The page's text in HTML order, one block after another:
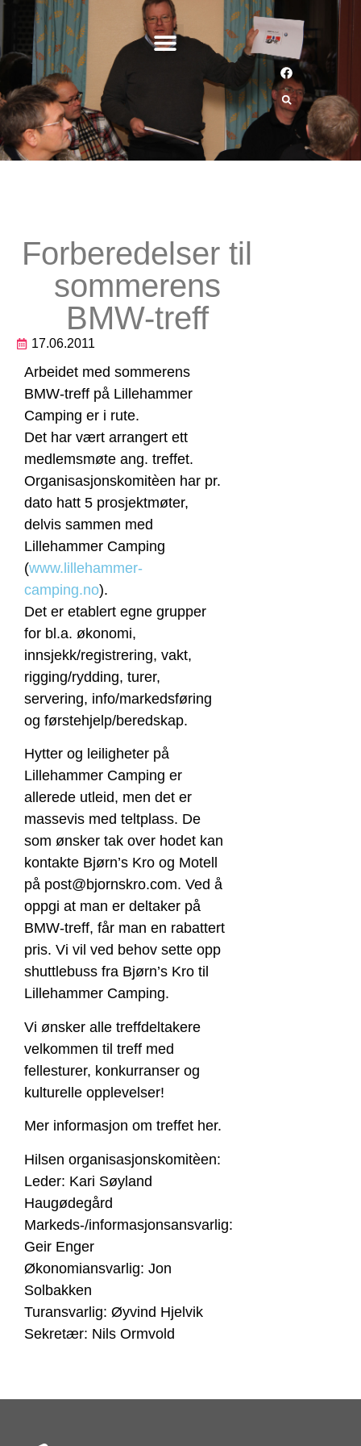
Forberedelser til
sommerens
BMW-treff
17.06.2011
Arbeidet med sommerens
BMW-treff på Lillehammer
Camping er i rute.
Det har vært arrangert ett
medlemsmøte ang. treffet.
Organisasjonskomitèen har pr.
dato hatt 5 prosjektmøter,
delvis sammen med
Lillehammer Camping
(www.lillehammer-
camping.no).
Det er etablert egne grupper
for bl.a. økonomi,
innsjekk/registrering, vakt,
rigging/rydding, turer,
servering, info/markedsføring
og førstehjelp/beredskap.
Hytter og leiligheter på
Lillehammer Camping er
allerede utleid, men det er
massevis med teltplass. De
som ønsker tak over hodet kan
kontakte Bjørn’s Kro og Motell
på post@bjornskro.com. Ved å
oppgi at man er deltaker på
BMW-treff, får man en rabattert
pris. Vi vil ved behov sette opp
shuttlebuss fra Bjørn’s Kro til
Lillehammer Camping.
Vi ønsker alle treffdeltakere
velkommen til treff med
fellesturer, konkurranser og
kulturelle opplevelser!
Mer informasjon om treffet her.
Hilsen organisasjonskomitèen:
Leder: Kari Søyland
Haugødegård
Markeds-/informasjonsansvarlig:
Geir Enger
Økonomiansvarlig: Jon
Solbakken
Turansvarlig: Øyvind Hjelvik
Sekretær: Nils Ormvold